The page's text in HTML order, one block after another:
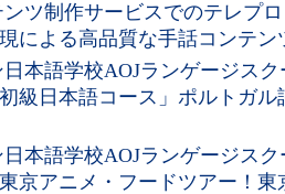
ツ制作サービスでのテレプ
による高品質な手話コンテン
本語学校AOJランゲージス
級日本語コース」ポルトガル
本語学校AOJランゲージス
京アニメ・フードツアー！